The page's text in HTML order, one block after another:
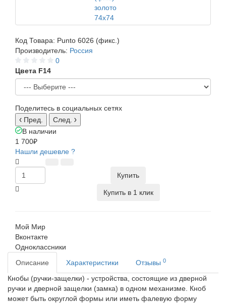
Код Товара: Punto 6026 (фикс.)
Производитель: Россия
0
Цвета F14
Поделитесь в социальных сетях
Пред.
След.
В наличии
1 700₽
Нашли дешевле ?
Купить
Купить в 1 клик
Мой Мир
Вконтакте
Одноклассники
Описание
Характеристики Отзывы 0
Кнобы (ручки-защелки) - устройства, состоящие из дверной
ручки и дверной защелки (замка) в одном механизме. Кноб
может быть округлой формы или иметь фалевую форму